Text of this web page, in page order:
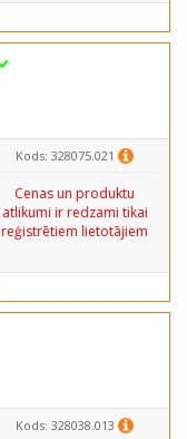
Kods: 328075.021
Cenas un produktu
atlikumi ir redzami tikai
reģistrētiem lietotājiem
Kods: 328038.013